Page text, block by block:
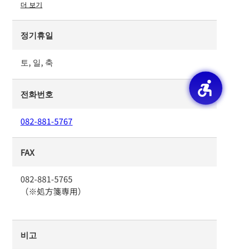
더 보기
정기휴일
토, 일, 축
전화번호
082-881-5767
FAX
082-881-5765
（※処方箋専用）
비고